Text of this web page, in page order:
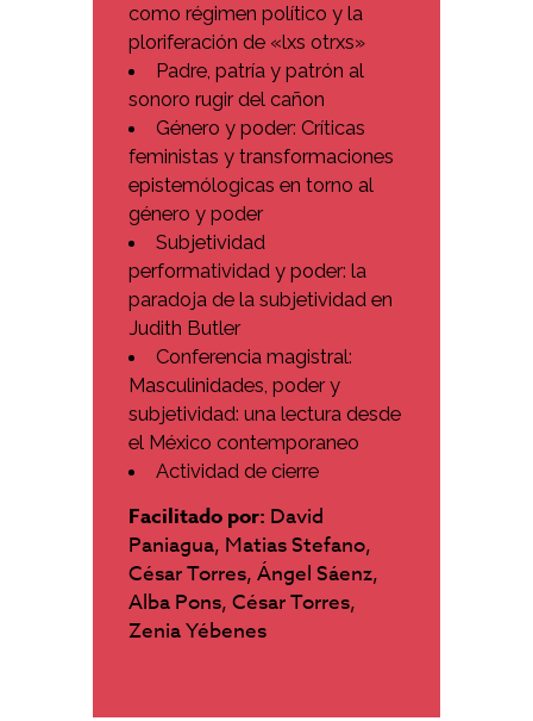
como régimen político y la
ploriferación de «lxs otrxs»
Padre, patría y patrón al
sonoro rugir del cañon
Género y poder: Críticas
feministas y transformaciones
epistemólogicas en torno al
género y poder
Subjetividad
performatividad y poder: la
paradoja de la subjetividad en
Judith Butler
Conferencia magistral:
Masculinidades, poder y
subjetividad: una lectura desde
el México contemporaneo
Actividad de cierre
Facilitado por: David
Paniagua, Matias Stefano,
César Torres, Ángel Sáenz,
Alba Pons, César Torres,
Zenia Yébenes